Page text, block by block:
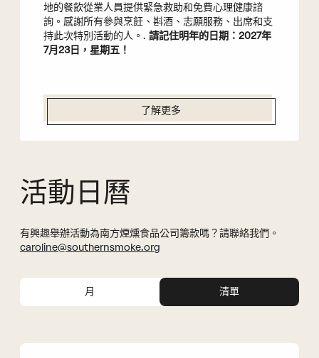
地的餐飲從業人員提供緊急救助和免費心理健康諮
詢。感謝所有參與烹飪、斟酒、志願服務、出席和支
持此次特別活動的人。. 請記住明年的日期：2027年
7月23日，星期五！
了解更多
活動日曆
有興趣舉辦活動為南方煙燻食品公司籌款嗎？請聯絡我們。
caroline@southernsmoke.org
搜
件
視
航
清單
月